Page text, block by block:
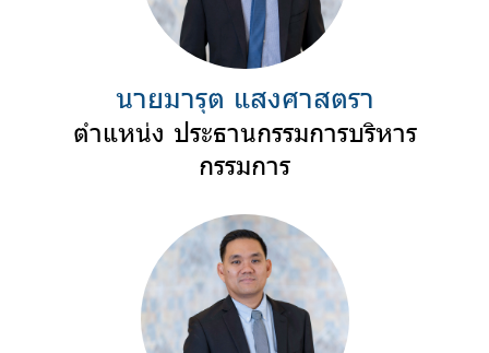
นายมารุต แสงศาสตรา
ตำแหน่ง ประธานกรรมการบริหาร
กรรมการ